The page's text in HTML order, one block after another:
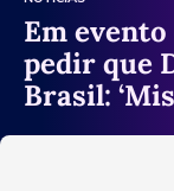
Em
pedir que
Brasil: